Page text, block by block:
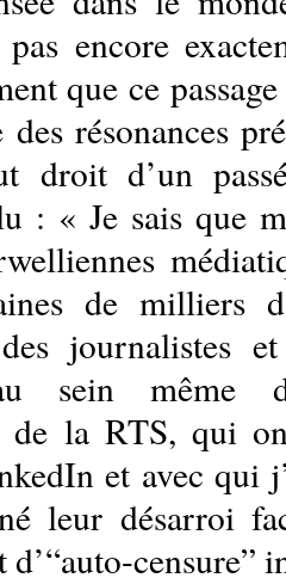
pas encore
que ce
résonances
droit d’un
: « Je sais que
de milliers
journalistes
sein même
de la RTS, qui
et avec qui
leur désarroi
d’“auto-censure”